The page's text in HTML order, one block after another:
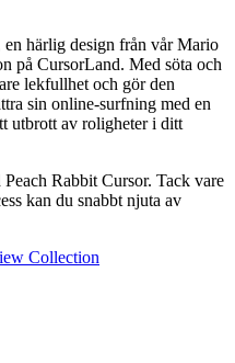
en härlig design från vår Mario
på CursorLand. Med söta och
lekfullhet och gör den
sin online-surfning med en
utbrott av roligheter i ditt
Rabbit Cursor. Tack vare
kan du snabbt njuta av
Collection